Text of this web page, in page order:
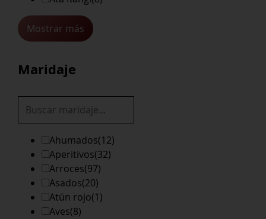
Mostrar más
Maridaje
Ahumados(12)
Aperitivos(32)
Arroces(97)
Asados(20)
Atún rojo(1)
Aves(8)